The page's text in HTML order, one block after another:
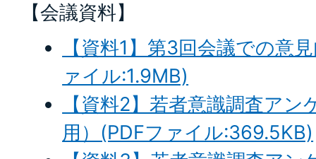
【会議資料】
【資料1】第3回会議での意
ァイル:1.9MB)
【資料2】若者意識調査ア
用）(PDFファイル:369.5KB)